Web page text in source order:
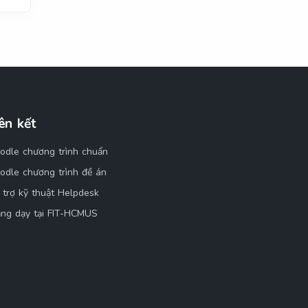
kết
chương trình chuẩn
chương trình đề án
trợ kỹ thuật Helpdesk
dạy tại FIT-HCMUS